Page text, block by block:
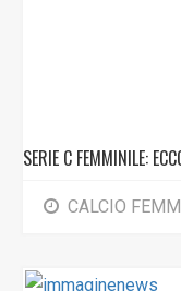
SERIE C FEMMINILE:
CALCIO